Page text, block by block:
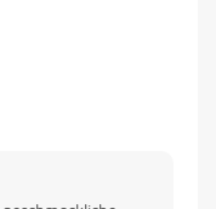
als
Obst und